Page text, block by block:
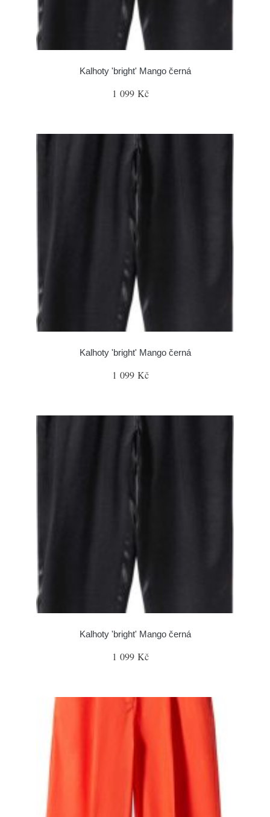
Kalhoty 'bright' Mango černá
1 099 Kč
Kalhoty 'bright' Mango černá
1 099 Kč
Kalhoty 'bright' Mango černá
1 099 Kč